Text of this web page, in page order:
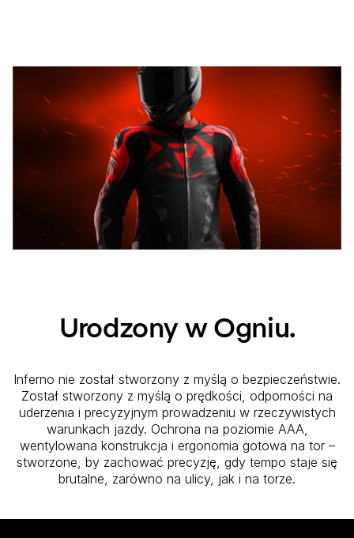
Urodzony w Ogniu.
Inferno nie został stworzony z myślą o bezpieczeństwie.
Został stworzony z myślą o prędkości, odporności na
uderzenia i precyzyjnym prowadzeniu w rzeczywistych
warunkach jazdy. Ochrona na poziomie AAA,
wentylowana konstrukcja i ergonomia gotowa na tor –
stworzone, by zachować precyzję, gdy tempo staje się
brutalne, zarówno na ulicy, jak i na torze.